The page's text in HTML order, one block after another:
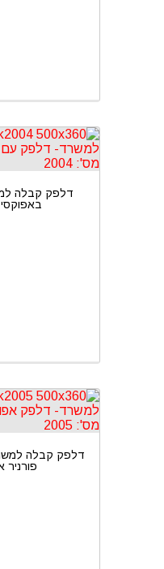
דלפק קבלה
באפוקסי
דלפק קבלה
פורניר